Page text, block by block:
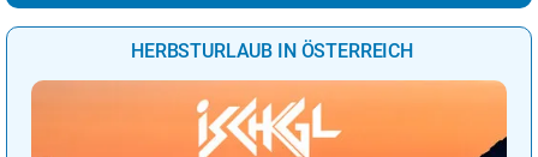
HERBSTURLAUB IN ÖSTERREICH